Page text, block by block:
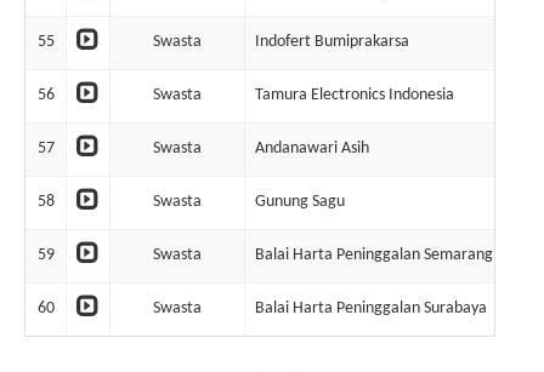
55 Swasta Indofert Bumiprakarsa
56 Swasta Tamura Electronics Indonesia
57 Swasta Andanawari Asih
58 Swasta Gunung Sagu
59 Swasta Balai Harta Peninggalan Semarang
60 Swasta Balai Harta Peninggalan Surabaya